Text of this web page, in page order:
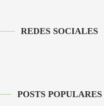
REDES SOCIALES
POSTS POPULARES